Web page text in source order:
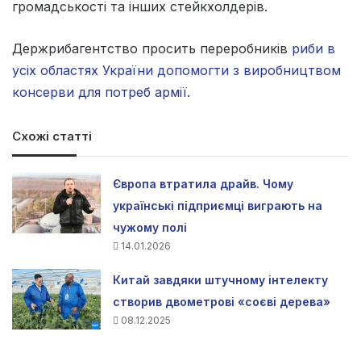
громадськості та інших стейкхолдерів.
Держрибагентство просить переробників риби в
усіх областях України допомогти з виробництвом
консерви для потреб армії.
Схожі статті
Європа втратила драйв. Чому
українські підприємці виграють на
чужому полі
14.01.2026
Китай завдяки штучному інтелекту
створив двометрові «соєві дерева»
08.12.2025